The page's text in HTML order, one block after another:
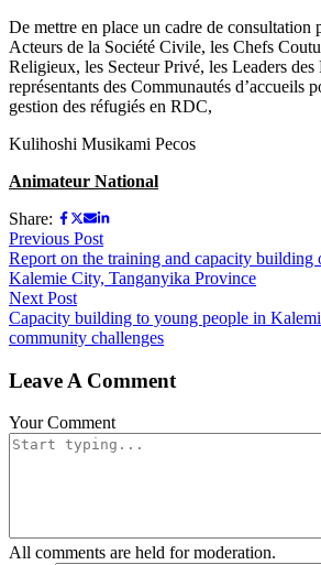
De mettre en place un cadre de consultation
Acteurs de la Société Civile, les Chefs
Religieux, les Secteur Privé, les Leaders des
représentants des Communautés d’accueils
gestion des réfugiés en RDC,
Kulihoshi Musikami Pecos
Animateur National
Share:
Previous Post
Report on the training and capacity building
Kalemie City, Tanganyika Province
Next Post
Capacity building to young people in
community challenges
Leave A Comment
Your Comment
All comments are held for moderation.